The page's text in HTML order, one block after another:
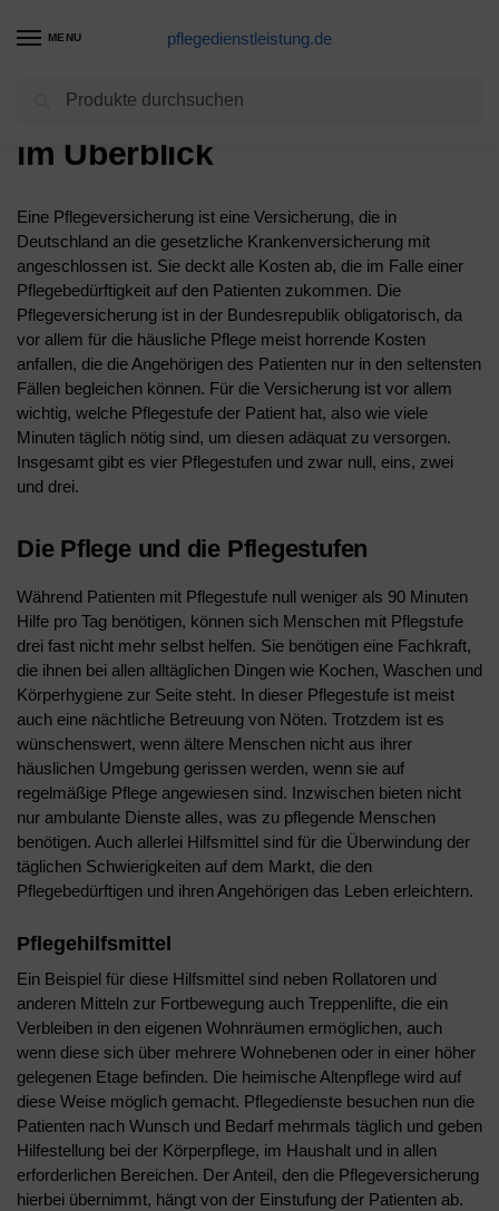
MENU pflegedienstleistung.de
Die Pflege – Alle Leistungen
im Überblick
Eine Pflegeversicherung ist eine Versicherung, die in
Deutschland an die gesetzliche Krankenversicherung mit
angeschlossen ist. Sie deckt alle Kosten ab, die im Falle einer
Pflegebedürftigkeit auf den Patienten zukommen. Die
Pflegeversicherung ist in der Bundesrepublik obligatorisch, da
vor allem für die häusliche Pflege meist horrende Kosten
anfallen, die die Angehörigen des Patienten nur in den seltensten
Fällen begleichen können. Für die Versicherung ist vor allem
wichtig, welche Pflegestufe der Patient hat, also wie viele
Minuten täglich nötig sind, um diesen adäquat zu versorgen.
Insgesamt gibt es vier Pflegestufen und zwar null, eins, zwei
und drei.
Die Pflege und die Pflegestufen
Während Patienten mit Pflegestufe null weniger als 90 Minuten
Hilfe pro Tag benötigen, können sich Menschen mit Pflegstufe
drei fast nicht mehr selbst helfen. Sie benötigen eine Fachkraft,
die ihnen bei allen alltäglichen Dingen wie Kochen, Waschen und
Körperhygiene zur Seite steht. In dieser Pflegestufe ist meist
auch eine nächtliche Betreuung von Nöten. Trotzdem ist es
wünschenswert, wenn ältere Menschen nicht aus ihrer
häuslichen Umgebung gerissen werden, wenn sie auf
regelmäßige Pflege angewiesen sind. Inzwischen bieten nicht
nur ambulante Dienste alles, was zu pflegende Menschen
benötigen. Auch allerlei Hilfsmittel sind für die Überwindung der
täglichen Schwierigkeiten auf dem Markt, die den
Pflegebedürftigen und ihren Angehörigen das Leben erleichtern.
Pflegehilfsmittel
Ein Beispiel für diese Hilfsmittel sind neben Rollatoren und
anderen Mitteln zur Fortbewegung auch Treppenlifte, die ein
Verbleiben in den eigenen Wohnräumen ermöglichen, auch
wenn diese sich über mehrere Wohnebenen oder in einer höher
gelegenen Etage befinden. Die heimische Altenpflege wird auf
diese Weise möglich gemacht. Pflegedienste besuchen nun die
Patienten nach Wunsch und Bedarf mehrmals täglich und geben
Hilfestellung bei der Körperpflege, im Haushalt und in allen
erforderlichen Bereichen. Der Anteil, den die Pflegeversicherung
hierbei übernimmt, hängt von der Einstufung der Patienten ab.